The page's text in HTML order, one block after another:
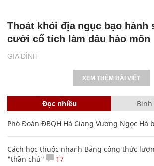
GIA ĐÌNH
Thoát khỏi địa ngục bạo hành
cưới cổ tích làm dâu hào môn
XEM THÊM BÀI VIẾT
Đọc nhiều
Phó Đoàn ĐBQH Hà Giang Vương Ngọc Hà
Cách học thuộc nhanh Bảng công thức
"thần chú"
17